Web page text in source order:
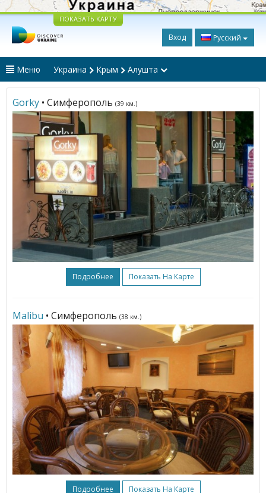
ПОКАЗАТЬ КАРТУ
Вход Русский
Меню Украина Крым Алушта
Gorky • Симферополь (39 км.)
Подробнее Показать На Карте
Malibu • Симферополь (38 км.)
Подробнее Показать На Карте